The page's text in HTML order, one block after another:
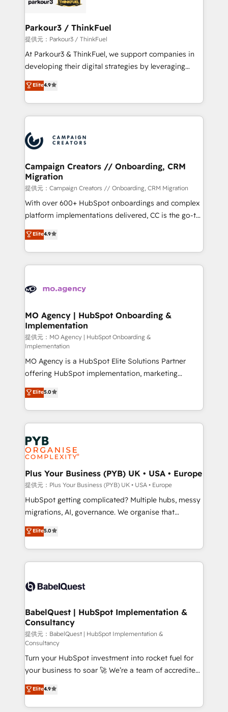
companies scale faster and smarter. 🔹 BOOMS:
Demand generation for all your buyers With BOOMS,
you invest in 100% of your buyers, accelerating your
growth and positioning yourself as an undisputed
transformation process A methodology designed to
implement HubSpot effectively and optimize your
record of business transformation, our growth-first
approach has helped brands dominate their
Parkour3 / ThinkFuel
提供元：Parkour3 / ThinkFuel
At Parkour3 & ThinkFuel, we support companies in
developing their digital strategies by leveraging
technologies and automating their marketing and
sales processes to generate growth. Our offer spans
from Strategy to Operations. We specialize in CRM
onboarding and implementation, web design, sales
extensive experience working with tech companies
and manufacturers since 2002, we are committed to
empowering our clients and developing their
autonomy. Get to grips with HubSpot through
guided implementation and seamless integration of
the CRM platform into your digital ecosystem. Would
you like support in deploying your inbound
to your needs and sales objectives. With 125+
certifications, we are part of the most certified
services are offered in both English & French.
Elite4.9
Campaign Creators // Onboarding, CRM
Migration
提供元：Campaign Creators // Onboarding, CRM Migration
With over 600+ HubSpot onboardings and complex
platform implementations delivered, CC is the go-to
Elite Solutions Partner for businesses ready to
migrate, replatform, and scale smarter. We specialize
in high-impact CRM and CMS migrations and
onboarding from platforms like Salesforce, NetSuite,
WordPress and legacy CRMs, turning fragmented
architectures that accelerate revenue operations and
performance. - Multi-object CRM migration, cleanup,
and implementation. - Pre-built and custom
integrations across your full tech stack. - Custom
object setup, CMS builds, and full-funnel automation.
- Dashboards, lifecycle campaigns, and lead
nurturing sequences. - Cross-hub setup across
Marketing, Sales, Operations, and Service Hubs. -
Ongoing optimization, managed support, and
scalable retainers. Let’s make HubSpot your most
powerful growth engine. Built to convert, scale, and
drive results.
Elite4.9
MO Agency | HubSpot Onboarding &
Implementation
提供元：MO Agency | HubSpot Onboarding &
Implementation
MO Agency is a HubSpot Elite Solutions Partner
offering HubSpot implementation, marketing
automation, CRM and RevOps consulting, B2B SEO,
paid media, content marketing, AEO and GEO (AI
search optimisation), and HubSpot Content Hub and
WordPress development. We work with enterprise
and growth-led companies across technology,
professional services, financial services and
industrial sectors. Offices in Johannesburg, Cape
Town, Dubai & London. 500+ HubSpot CRM
implementations delivered. AI visibility coverage
across ChatGPT, Claude, Perplexity, Gemini and
Google AI Overviews. HubSpot Impact Award -
Innovation HubSpot Impact Award - Platform
Migration Excellence HubSpot Impact Award -
accreditations with HubSpot.
Elite5.0
Plus Your Business (PYB) UK • USA • Europe
提供元：Plus Your Business (PYB) UK • USA • Europe
HubSpot getting complicated? Multiple hubs, messy
migrations, AI, governance. We organise that
complexity, so your team can put HubSpot to work...
Welcome to our Profile! We help with: • CRM
implementation, reports, workflows, and team
training • CRM migration from Salesforce, Pipedrive,
custom API integrations • AI governance for
Boutique 'Elite' team of 12 • 150+ clients across Sales
Hub, Marketing Hub, Service Hub, Data Hub and
CMS • ISO/IEC 27001:2022, ISO 9001:2015, and ISO
42001:2023 certified - the AI management standard •
GuardHub: our AI governance framework, built on
ISO 42001 Ready for the next step? Click the 👈
'𝗖𝗼𝗻𝘁𝗮𝗰𝘁 𝗯𝘂𝘀𝗶𝗻𝗲𝘀𝘀' button to get in touch (𝘸𝘦'𝘳𝘦
𝘴𝘶𝘱𝘦𝘳 𝘳𝘦𝘴𝘱𝘰𝘯𝘴𝘪𝘷𝘦)
Elite5.0
BabelQuest | HubSpot Implementation &
Consultancy
提供元：BabelQuest | HubSpot Implementation &
Consultancy
Turn your HubSpot investment into rocket fuel for
your business to soar 🚀 We’re a team of accredited
HubSpot experts ready to help you. We can
implement the platform into complex business
environments, optimise what you've got and make
Elite4.9